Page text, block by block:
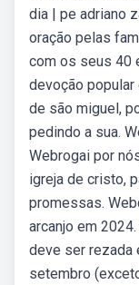
dia | pe adriano
oração pelas
com os seus 40
devoção
de são miguel,
pedindo a sua.
Webrogai por
igreja de cristo,
promessas.
arcanjo em
deve ser rezada
setembro